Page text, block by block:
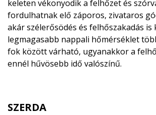
keleten vékonyodik a felhőzet és
fordulhatnak elő záporos, zivataros
akár szélerősödés és felhőszakadás is
legmagasabb nappali hőmérséklet
fok között várható, ugyanakkor a
ennél hűvösebb idő valószínű.
SZERDA